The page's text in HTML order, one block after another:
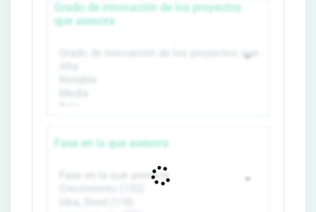
Grado de innovación de los proyectos
que asesora
Fase en la que asesora